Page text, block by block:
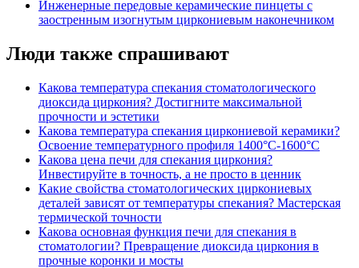
Инженерные передовые керамические пинцеты с
заостренным изогнутым циркониевым наконечником
Люди также спрашивают
Какова температура спекания стоматологического
диоксида циркония? Достигните максимальной
прочности и эстетики
Какова температура спекания циркониевой керамики?
Освоение температурного профиля 1400°C-1600°C
Какова цена печи для спекания циркония?
Инвестируйте в точность, а не просто в ценник
Какие свойства стоматологических циркониевых
деталей зависят от температуры спекания? Мастерская
термической точности
Какова основная функция печи для спекания в
стоматологии? Превращение диоксида циркония в
прочные коронки и мосты